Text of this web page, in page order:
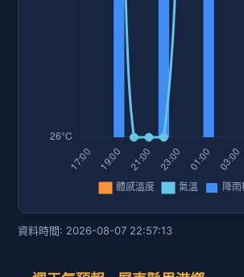
資料時間: 2026-08-07 22:57:13